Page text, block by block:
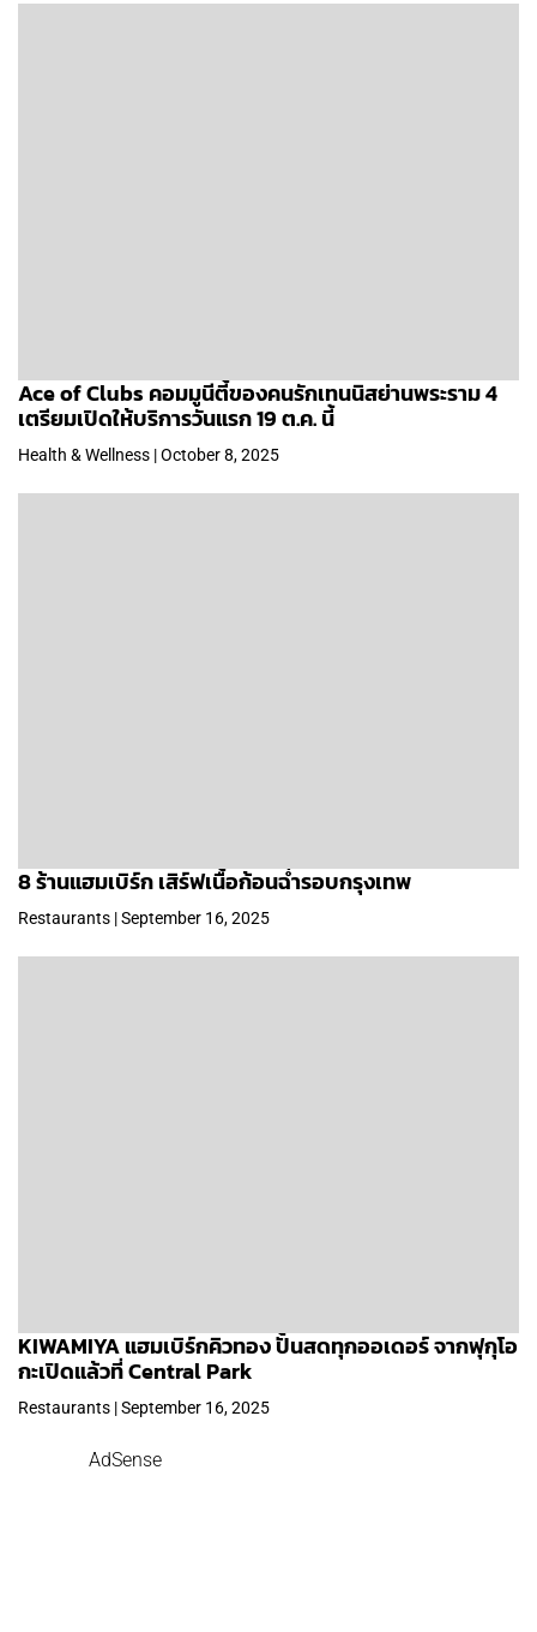
Ace of Clubs คอมมูนีตี้ของคนรักเทนนิสย่านพระราม 4
เตรียมเปิดให้บริการวันแรก 19 ต.ค. นี้
Health & Wellness | October 8, 2025
8 ร้านแฮมเบิร์ก เสิร์ฟเนื้อก้อนฉ่ำรอบกรุงเทพ
Restaurants | September 16, 2025
KIWAMIYA แฮมเบิร์กคิวทอง ปั้นสดทุกออเดอร์ จากฟุกุโอ
กะเปิดแล้วที่ Central Park
Restaurants | September 16, 2025
AdSense